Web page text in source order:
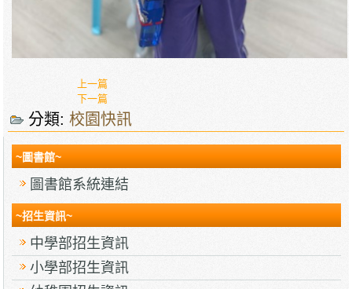
上一篇
下一篇
分類:校園快訊
~圖書館~
圖書館系統連結
~招生資訊~
中學部招生資訊
小學部招生資訊